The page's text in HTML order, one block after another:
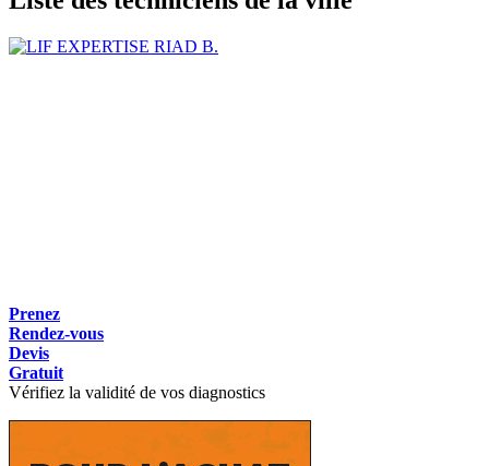
RIAD B.
Prenez
Rendez-vous
Devis
Gratuit
Vérifiez la validité de vos diagnostics